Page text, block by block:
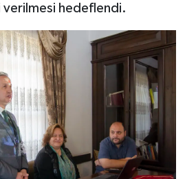
hedeflendi.